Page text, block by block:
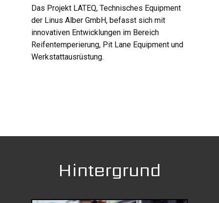
Das Projekt LATEQ, Technisches Equipment
der Linus Alber GmbH, befasst sich mit
innovativen Entwicklungen im Bereich
Reifentemperierung, Pit Lane Equipment und
Werkstattausrüstung.
Hintergrund